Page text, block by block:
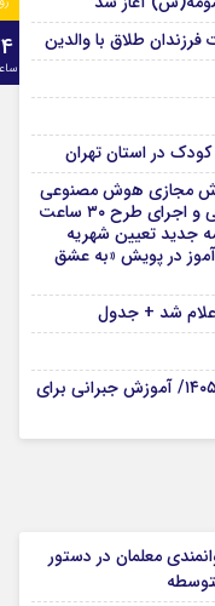
فرزندان طلاق با والدین
در استان تهران
مجازی هوش مصنوعی
قرار گرفته‌اند/ توانمندسازی نیروی انسانی و اجرای طرح ۳۰ ساعت
جدید تعیین شهریه
۴۵ هزار دانش‌آموز در پویش «به عشق
شد + جدول
جزئیات اجرای طرح «حامی» در تابستان ۱۴۰۵/ آموزش جبرانی برای
معلمان در دستور